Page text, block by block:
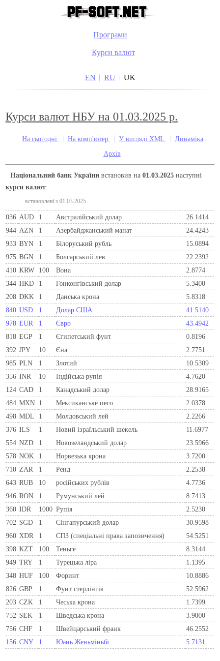
Програми
Курси валют
EN RU UK
Курси валют НБУ на 01.03.2025 р.
На сьогодні На комп'ютер У вигляді XML
Динаміка
Архів
Національний банк України встановив на01.03.2025 наступні
курси валют:
встановлені з 01.03.2025
036 AUD 1 Австралійський долар
26.1414
944 AZN 1 Азербайджанський манат
24.4243
933 BYN 1 Бiлоруський рубль
15.0894
975 BGN 1 Болгарський лев
22.2392
410 KRW 100 Вона
2.8774
344 HKD 1 Гонконгівський долар
5.3400
208 DKK 1 Данська крона
5.8318
840 USD 1 Долар США
41.5140
978 EUR 1 Євро
43.4942
818 EGP 1 Єгипетський фунт
0.8196
392 JPY 10 Єна
2.7751
985 PLN 1 Злотий
10.5309
356 INR 10 Індійська рупія
4.7620
124 CAD 1 Канадський долар
28.9165
484 MXN 1 Мексиканське песо
2.0378
498 MDL 1 Молдовський лей
2.2266
376 ILS 1 Новий ізраїльський шекель
11.6977
554 NZD 1 Новозеландський долар
23.5966
578 NOK 1 Норвезька крона
3.7200
710 ZAR 1 Ренд
2.2538
643 RUB 10 російських рублів
4.7736
946 RON 1 Румунський лей
8.7413
360 IDR 1000 Рупія
2.5230
702 SGD 1 Сінгапурський долар
30.9598
960 XDR 1 СПЗ (спеціальні права запозичення)
54.5251
398 KZT 100 Теньге
8.3144
949 TRY 1 Турецька ліра
1.1395
348 HUF 100 Форинт
10.8886
826 GBP 1 Фунт стерлінгів
52.5962
203 CZK 1 Чеська крона
1.7399
752 SEK 1 Шведська крона
3.9000
756 CHF 1 Швейцарський франк
46.2552
156 CNY 1 Юань Женьміньбі 5.7131